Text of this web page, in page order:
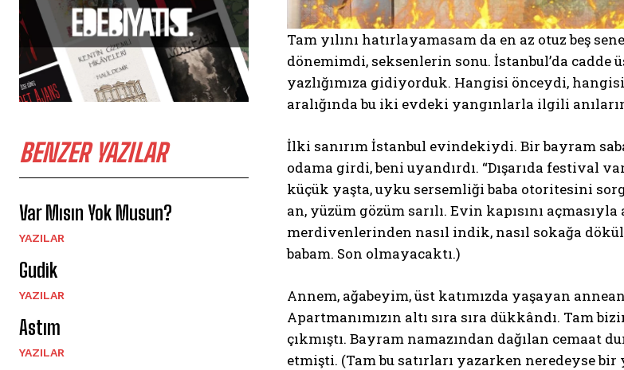
BENZER YAZILAR
Var Mısın Yok Musun?
YAZILAR
Gudik
YAZILAR
Astım
YAZILAR
Tam yılını hatırlayamasam da en az otuz beş
dönemimdi, seksenlerin sonu. İstanbul’da cadde
yazlığımıza gidiyorduk. Hangisi önceydi,
aralığında bu iki evdeki yangınlarla ilgili
İlki sanırım İstanbul evindekiydi. Bir bayram
odama girdi, beni uyandırdı. “Dışarıda festival
küçük yaşta, uyku sersemliği baba otoritesini
an, yüzüm gözüm sarılı. Evin kapısını
merdivenlerinden nasıl indik, nasıl sokağa
babam. Son olmayacaktı.)
Annem, ağabeyim, üst katımızda yaşayan
Apartmanımızın altı sıra sıra dükkândı. Tam
çıkmıştı. Bayram namazından dağılan cemaat
etmişti. (Tam bu satırları yazarken neredeyse bir